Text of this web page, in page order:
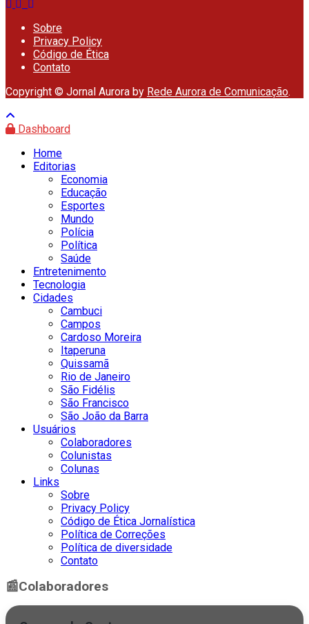
Sobre
Privacy Policy
Código de Ética
Contato
Copyright © Jornal Aurora by Rede Aurora de Comunicação.
Dashboard
Home
Editorias
Economia
Educação
Esportes
Mundo
Polícia
Política
Saúde
Entretenimento
Tecnologia
Cidades
Cambuci
Campos
Cardoso Moreira
Itaperuna
Quissamã
Rio de Janeiro
São Fidélis
São Francisco
São João da Barra
Usuários
Colaboradores
Colunistas
Colunas
Links
Sobre
Privacy Policy
Código de Ética Jornalística
Política de Correções
Política de diversidade
Contato
📰Colaboradores